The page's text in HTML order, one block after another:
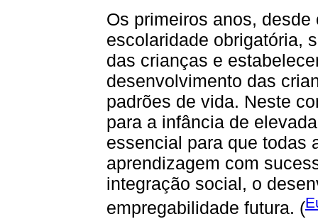
Os primeiros anos,
escolaridade obrigatória,
das crianças e
desenvolvimento das
padrões de vida. Neste
para a infância de
essencial para que todas
aprendizagem com
integração social, o
empregabilidade futura. (